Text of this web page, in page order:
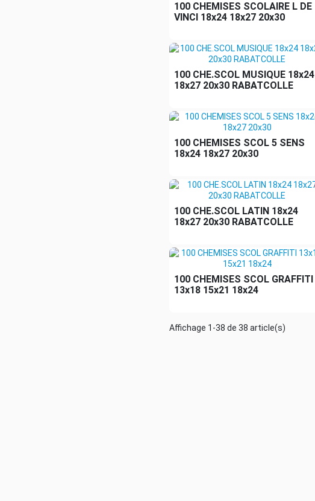
100 CHEMISES SCOLAIRE L DE
VINCI 18x24 18x27 20x30
100 CHE.SCOL MUSIQUE 18x24
18x27 20x30 RABATCOLLE
100 CHEMISES SCOL 5 SENS
18x24 18x27 20x30
100 CHE.SCOL LATIN 18x24
18x27 20x30 RABATCOLLE
100 CHEMISES SCOL GRAFFITI
13x18 15x21 18x24
Affichage 1-38 de 38 article(s)